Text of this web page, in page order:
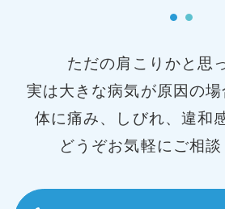
ただの肩こりかと思
実は大きな病気が原因の場
体に痛み、しびれ、違和
どうぞお気軽にご相談